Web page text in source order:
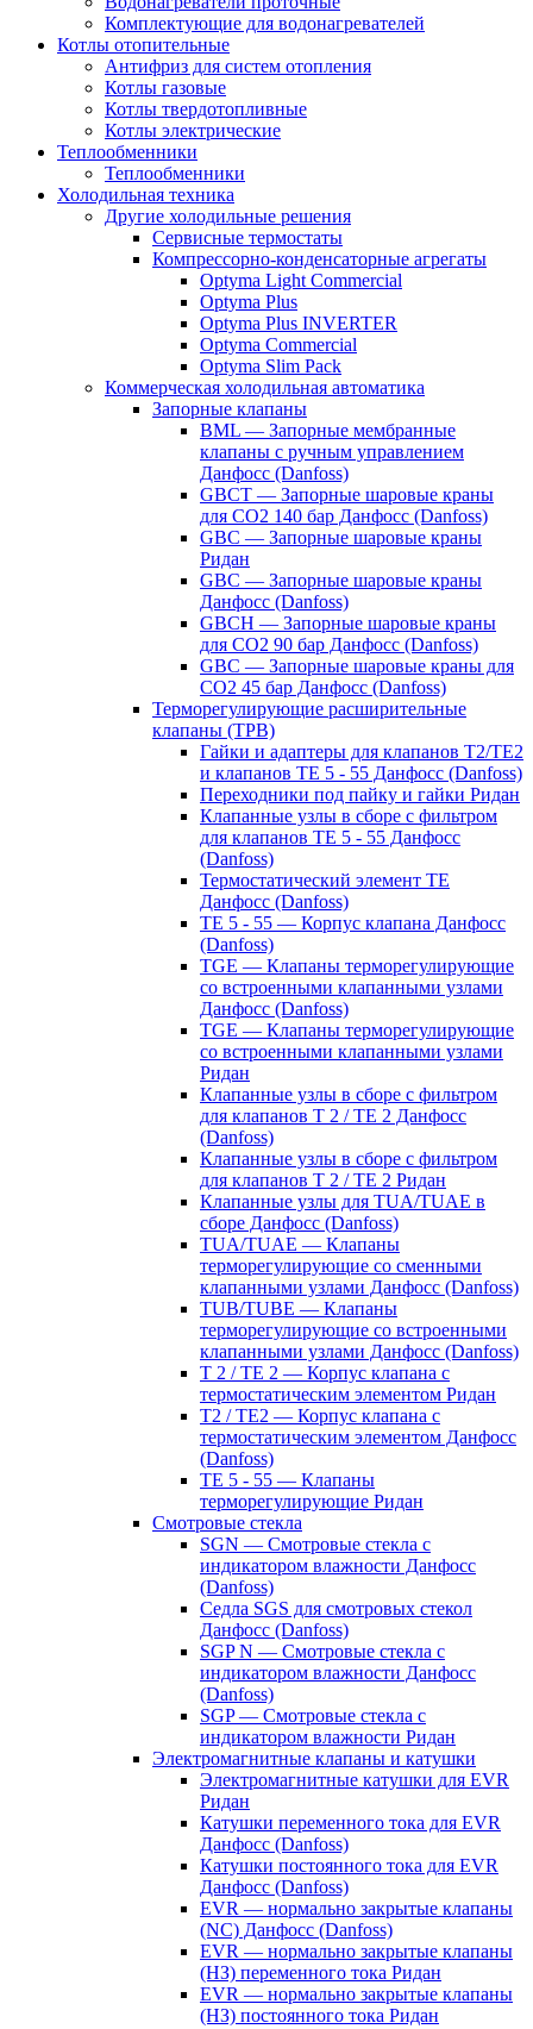
Комплектующие для водонагревателей
Котлы отопительные
Антифриз для систем отопления
Котлы газовые
Котлы твердотопливные
Котлы электрические
Теплообменники
Теплообменники
Холодильная техника
Другие холодильные решения
Сервисные термостаты
Компрессорно-конденсаторные агрегаты
Optyma Light Commercial
Optyma Plus
Optyma Plus INVERTER
Optyma Commercial
Optyma Slim Pack
Коммерческая холодильная автоматика
Запорные клапаны
BML — Запорные мембранные
клапаны с ручным управлением
Данфосс (Danfoss)
GBCT — Запорные шаровые краны
для CO2 140 бар Данфосс (Danfoss)
GBC — Запорные шаровые краны
Ридан
GBC — Запорные шаровые краны
Данфосс (Danfoss)
GBCH — Запорные шаровые краны
для CO2 90 бар Данфосс (Danfoss)
GBC — Запорные шаровые краны для
CO2 45 бар Данфосс (Danfoss)
Терморегулирующие расширительные
клапаны (ТРВ)
Гайки и адаптеры для клапанов T2/TE2
и клапанов TE 5 - 55 Данфосс (Danfoss)
Переходники под пайку и гайки Ридан
Клапанные узлы в сборе с фильтром
для клапанов TE 5 - 55 Данфосс
(Danfoss)
Термостатический элемент TE
Данфосс (Danfoss)
TE 5 - 55 — Корпус клапана Данфосс
(Danfoss)
TGE — Клапаны терморегулирующие
со встроенными клапанными узлами
Данфосс (Danfoss)
TGE — Клапаны терморегулирующие
со встроенными клапанными узлами
Ридан
Клапанные узлы в сборе с фильтром
для клапанов T 2 / TE 2 Данфосс
(Danfoss)
Клапанные узлы в сборе с фильтром
для клапанов T 2 / TE 2 Ридан
Клапанные узлы для TUA/TUAE в
сборе Данфосс (Danfoss)
TUA/TUAE — Клапаны
терморегулирующие со сменными
клапанными узлами Данфосс (Danfoss)
TUB/TUBE — Клапаны
терморегулирующие со встроенными
клапанными узлами Данфосс (Danfoss)
T 2 / TE 2 — Корпус клапана с
термостатическим элементом Ридан
T2 / TE2 — Корпус клапана с
термостатическим элементом Данфосс
(Danfoss)
TE 5 - 55 — Клапаны
терморегулирующие Ридан
Смотровые стекла
SGN — Смотровые стекла с
индикатором влажности Данфосс
(Danfoss)
Седла SGS для смотровых стекол
Данфосс (Danfoss)
SGP N — Смотровые стекла с
индикатором влажности Данфосс
(Danfoss)
SGP — Смотровые стекла с
индикатором влажности Ридан
Электромагнитные клапаны и катушки
Электромагнитные катушки для EVR
Ридан
Катушки переменного тока для EVR
Данфосс (Danfoss)
Катушки постоянного тока для EVR
Данфосс (Danfoss)
EVR — нормально закрытые клапаны
(NC) Данфосс (Danfoss)
EVR — нормально закрытые клапаны
(НЗ) переменного тока Ридан
EVR — нормально закрытые клапаны
(НЗ) постоянного тока Ридан